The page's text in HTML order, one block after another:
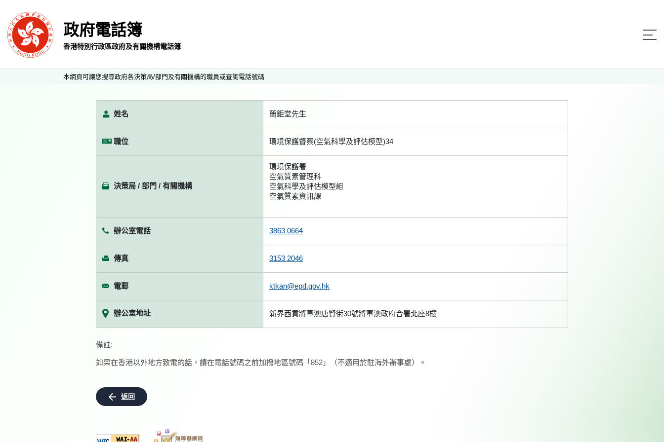
政府電話簿
香港特別行政區政府及有關機構電話簿
本網頁可讓您搜尋政府各決策局/部門及有關機構的職員或查詢電話號碼
姓名 簡鉅堂先生
職位 環境保護督察(空氣科學及評估模型)34
決策局 / 部門 / 有關機構
環境保護署
空氣質素管理科
空氣科學及評估模型組
空氣質素資訊課
辦公室電話 3863 0664
傳真 3153 2046
電郵 ktkan@epd.gov.hk
辦公室地址 新界西貢將軍澳唐賢街30號將軍澳政府合署北座8樓
備註:
如果在香港以外地方致電的話，請在電話號碼之前加撥地區號碼「852」（不適用於駐海外辦事處）。
返回